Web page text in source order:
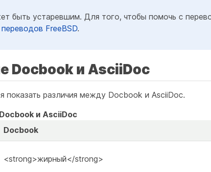
быть устаревшим. Для того, чтобы помочь с
FreeBSD.
Docbook и AsciiDoc
показать различия между Docbook и AsciiDoc.
и AsciiDoc
Docbook
<strong>жирный</strong>